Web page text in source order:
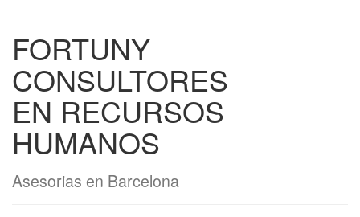
FORTUNY
CONSULTORES
EN RECURSOS
HUMANOS
Asesorias en Barcelona